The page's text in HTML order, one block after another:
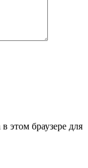
этом браузере для